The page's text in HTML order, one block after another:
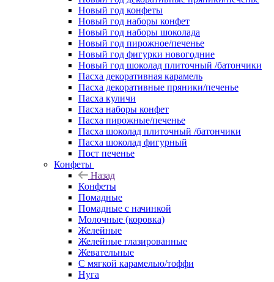
Новый год конфеты
Новый год наборы конфет
Новый год наборы шоколада
Новый год пирожное/печенье
Новый год фигурки новогодние
Новый год шоколад плиточный /батончики
Пасха декоративная карамель
Пасха декоративные пряники/печенье
Пасха куличи
Пасха наборы конфет
Пасха пирожные/печенье
Пасха шоколад плиточный /батончики
Пасха шоколад фигурный
Пост печенье
Конфеты
Назад
Конфеты
Помадные
Помадные с начинкой
Молочные (коровка)
Желейные
Желейные глазированные
Жевательные
С мягкой карамелью/тоффи
Нуга